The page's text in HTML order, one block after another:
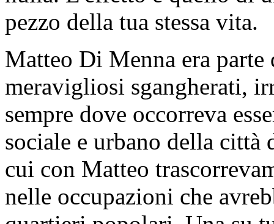
pezzo della tua stessa vita.
Matteo Di Menna era parte
meravigliosi sgangherati,
sempre dove occorreva
sociale e urbano della città
cui con Matteo
nelle occupazioni che